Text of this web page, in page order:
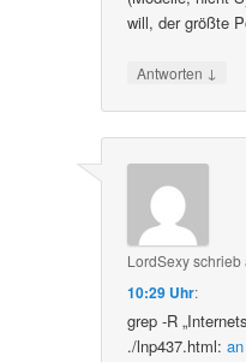
will, der größte
Antworten ↓
LordSexyschrieb
10:29 Uhr:
grep -R
./lnp437.html: